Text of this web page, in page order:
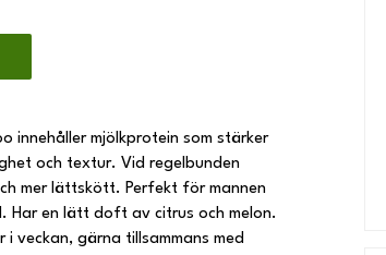
innehåller mjölkprotein som stärker
och textur. Vid regelbunden
mer lättskött. Perfekt för mannen
Har en lätt doft av citrus och melon.
veckan, gärna tillsammans med